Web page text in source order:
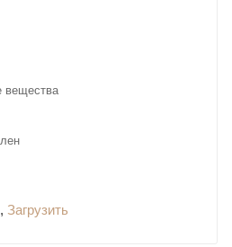
вещества
, Загрузить